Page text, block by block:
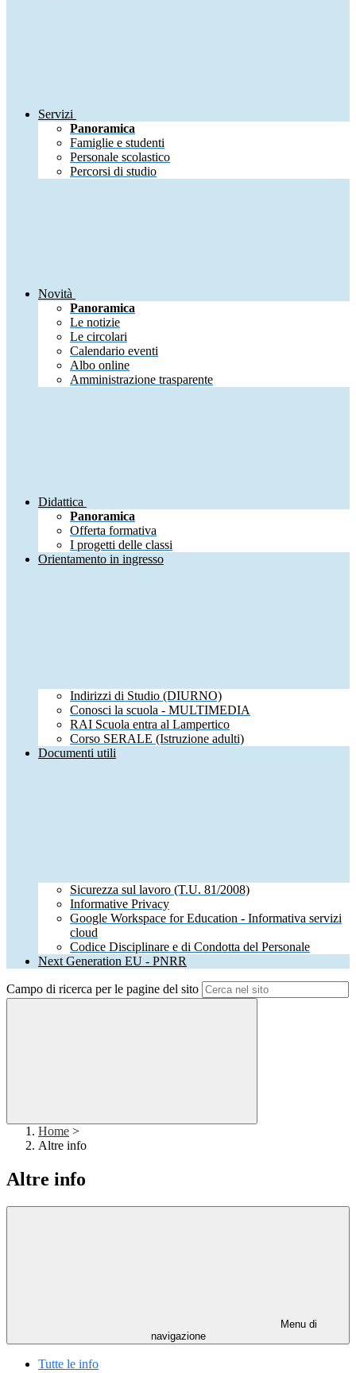
Servizi
Panoramica
Famiglie e studenti
Personale scolastico
Percorsi di studio
Novità
Panoramica
Le notizie
Le circolari
Calendario eventi
Albo online
Amministrazione trasparente
Didattica
Panoramica
Offerta formativa
I progetti delle classi
Orientamento in ingresso
Indirizzi di Studio (DIURNO)
Conosci la scuola - MULTIMEDIA
RAI Scuola entra al Lampertico
Corso SERALE (Istruzione adulti)
Documenti utili
Sicurezza sul lavoro (T.U. 81/2008)
Informative Privacy
Google Workspace for Education - Informativa servizi
cloud
Codice Disciplinare e di Condotta del Personale
Next Generation EU - PNRR
Campo di ricerca per le pagine del sito
Home >
Altre info
Altre info
Menu di
navigazione
Tutte le info